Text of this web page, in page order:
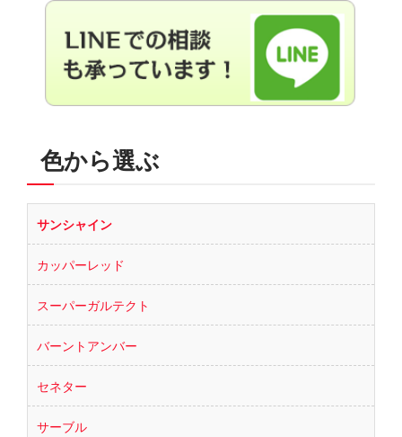
色から選ぶ
サンシャイン
カッパーレッド
スーパーガルテクト
バーントアンバー
セネター
サーブル